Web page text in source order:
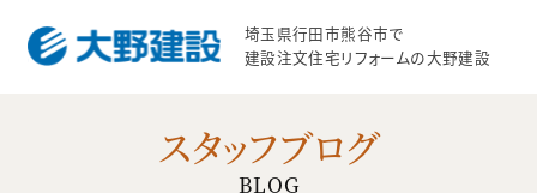
埼玉県行田市熊谷市で
建設注文住宅リフォームの大野建設
スタッフブログ
BLOG